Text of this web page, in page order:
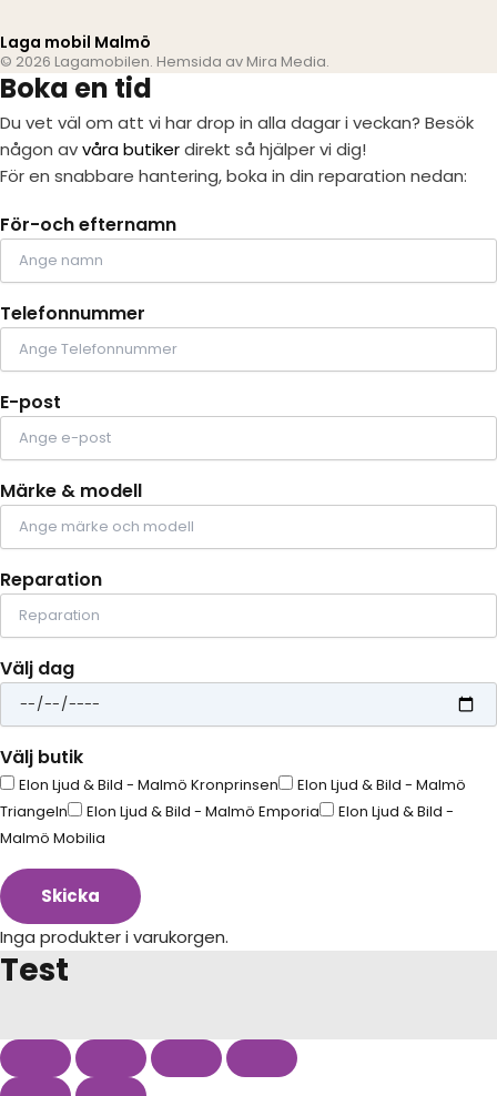
Laga mobil Malmö
© 2026 Lagamobilen. Hemsida av Mira Media.
Boka en tid
Du vet väl om att vi har drop in alla dagar i veckan? Besök
någon avvåra butikerdirekt så hjälper vi dig!
För en snabbare hantering, boka in din reparation nedan:
För-och efternamn
Telefonnummer
E-post
Märke & modell
Reparation
Välj dag
Välj butik
Elon Ljud & Bild - Malmö Kronprinsen
Elon Ljud & Bild - Malmö
Triangeln
Elon Ljud & Bild - Malmö Emporia
Elon Ljud & Bild -
Malmö Mobilia
Skicka
Inga produkter i varukorgen.
Test